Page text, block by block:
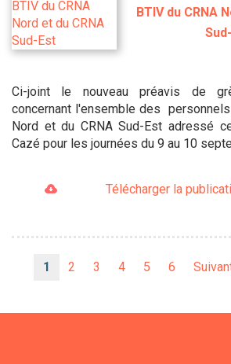
BTIV du CRNA
Ci-joint le nouveau préavis de
concernant l'ensemble des
Nord et du CRNA Sud-Est adressé
Cazé pour les journées du 9 au 10
Télécharger la
Page
1 Page
2 Page
3 Page
4 Page
5 Page
6
Page